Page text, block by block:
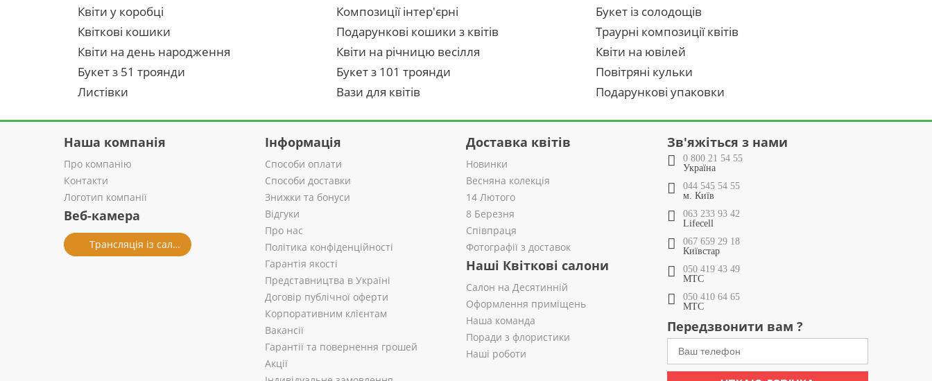
Квіти у коробці
Композиції інтер'єрні
Букет із солодощів
Квіткові кошики
Подарункові кошики з квітів
Траурні композиції квітів
Квіти на день народження
Квіти на річницю весілля
Квіти на ювілей
Букет з 51 троянди
Букет з 101 троянди
Повітряні кульки
Листівки
Вази для квітів Подарункові упаковки
Наша компанія
Про компанію
Контакти
Логотип компанії
Веб-камера
Трансляція із салону
Інформація
Способи оплати
Способи доставки
Знижки та бонуси
Відгуки
Про нас
Політика конфіденційності
Гарантія якості
Представництва в Україні
Договір публічної оферти
Корпоративним клієнтам
Вакансії
Гарантії та повернення грошей
Акції
Доставка квітів
Новинки
Весняна колекція
14 Лютого
8 Березня
Співпраця
Фотографії з доставок
Наші Квіткові салони
Салон на Десятинній
Оформлення приміщень
Наша команда
Поради з флористики
Наші роботи
Зв'яжіться з нами
0 800 21 54 55
Україна
044 545 54 55
м. Київ
063 233 93 42
Lifecell
067 659 29 18
Київстар
050 419 43 49
МТС
050 410 64 65
МТС
Передзвонити вам ?